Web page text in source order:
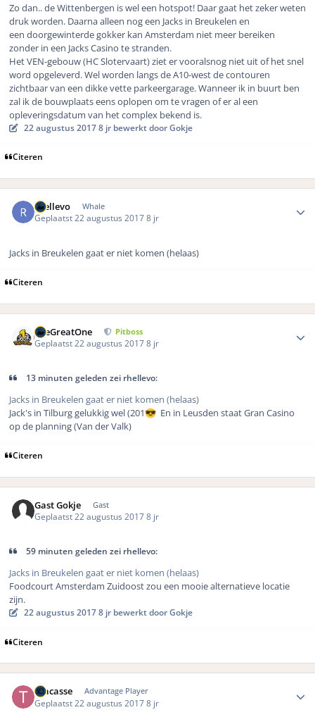
Zo dan.. de Wittenbergen is wel een hotspot! Daar gaat het zeker weten
druk worden. Daarna alleen nog een Jacks in Breukelen en
een doorgewinterde gokker kan Amsterdam niet meer bereiken
zonder in een Jacks Casino te stranden.
Het VEN-gebouw (HC Slotervaart) ziet er vooralsnog niet uit of het snel
word opgeleverd. Wel worden langs de A10-west de contouren
zichtbaar van een dikke vette parkeergarage. Wanneer ik in buurt ben
zal ik de bouwplaats eens oplopen om te vragen of er al een
opleveringsdatum van het complex bekend is.
22 augustus 20178 jr bewerkt door Gokje
Citeren
rhellevo Whale
Geplaatst22 augustus 20178 jr
Jacks in Breukelen gaat er niet komen (helaas)
Citeren
TheGreatOne Pitboss
Geplaatst 22 augustus 20178 jr
13 minuten geleden zei rhellevo:
Jacks in Breukelen gaat er niet komen (helaas)
Jack's in Tilburg gelukkig wel (201 😎 En in Leusden staat Gran Casino
op de planning (Van der Valk)
Citeren
Gast Gokje Gast
Geplaatst22 augustus 20178 jr
59 minuten geleden zei rhellevo:
Jacks in Breukelen gaat er niet komen (helaas)
Foodcourt Amsterdam Zuidoost zou een mooie alternatieve locatie
zijn.
22 augustus 20178 jr bewerkt door Gokje
Citeren
Tracasse Advantage Player
Geplaatst 22 augustus 20178 jr